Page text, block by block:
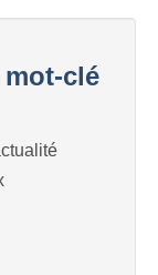
mot-clé